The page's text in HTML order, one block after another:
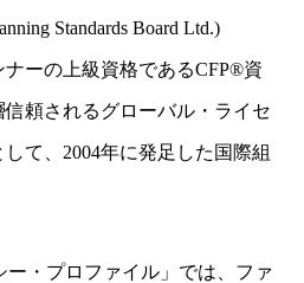
Standards Board Ltd.)
ーの上級資格であるCFP®資
頼されるグローバル・ライセ
て、2004年に発足した国際組
ー・プロファイル」では、ファ